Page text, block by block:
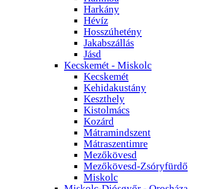
Harkány
Hévíz
Hosszúhetény
Jakabszállás
Jásd
Kecskemét - Miskolc
Kecskemét
Kehidakustány
Keszthely
Kistolmács
Kozárd
Mátramindszent
Mátraszentimre
Mezőkövesd
Mezőkövesd-Zsóryfürdő
Miskolc